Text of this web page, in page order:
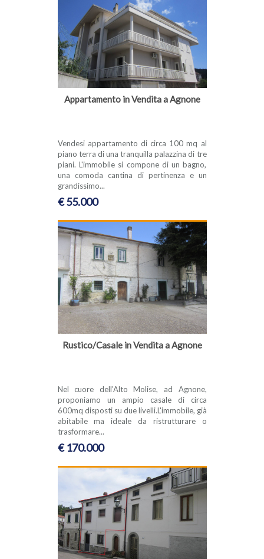
Appartamento in Vendita a Agnone
Vendesi appartamento di circa 100 mq al
piano terra di una tranquilla palazzina di tre
piani. L'immobile si compone di un bagno,
una comoda cantina di pertinenza e un
grandissimo...
€ 55.000
Rustico/Casale in Vendita a Agnone
Nel cuore dell'Alto Molise, ad Agnone,
proponiamo un ampio casale di circa
600mq disposti su due livelli.L'immobile, già
abitabile ma ideale da ristrutturare o
trasformare...
€ 170.000